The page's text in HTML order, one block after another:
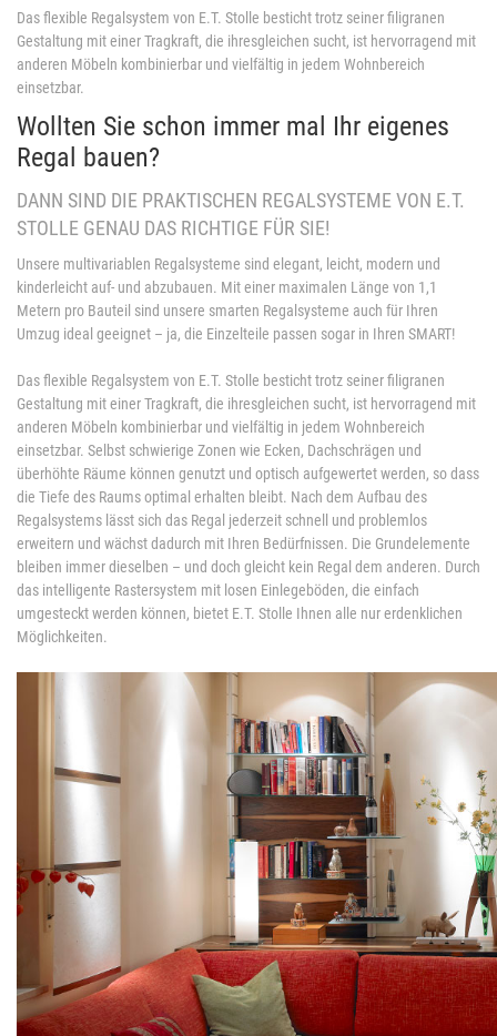
Das flexible Regalsystem von E.T. Stolle besticht trotz seiner filigranen
Gestaltung mit einer Tragkraft, die ihresgleichen sucht, ist hervorragend mit
anderen Möbeln kombinierbar und vielfältig in jedem Wohnbereich
einsetzbar.
Wollten Sie schon immer mal Ihr eigenes
Regal bauen?
DANN SIND DIE PRAKTISCHEN REGALSYSTEME VON E.T.
STOLLE GENAU DAS RICHTIGE FÜR SIE!
Unsere multivariablen Regalsysteme sind elegant, leicht, modern und
kinderleicht auf- und abzubauen. Mit einer maximalen Länge von 1,1
Metern pro Bauteil sind unsere smarten Regalsysteme auch für Ihren
Umzug ideal geeignet – ja, die Einzelteile passen sogar in Ihren SMART!
Das flexible Regalsystem von E.T. Stolle besticht trotz seiner filigranen
Gestaltung mit einer Tragkraft, die ihresgleichen sucht, ist hervorragend mit
anderen Möbeln kombinierbar und vielfältig in jedem Wohnbereich
einsetzbar. Selbst schwierige Zonen wie Ecken, Dachschrägen und
überhöhte Räume können genutzt und optisch aufgewertet werden, so dass
die Tiefe des Raums optimal erhalten bleibt. Nach dem Aufbau des
Regalsystems lässt sich das Regal jederzeit schnell und problemlos
erweitern und wächst dadurch mit Ihren Bedürfnissen. Die Grundelemente
bleiben immer dieselben – und doch gleicht kein Regal dem anderen. Durch
das intelligente Rastersystem mit losen Einlegeböden, die einfach
umgesteckt werden können, bietet E.T. Stolle Ihnen alle nur erdenklichen
Möglichkeiten.